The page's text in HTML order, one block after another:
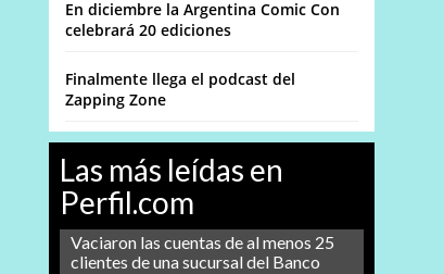
En diciembre la Argentina Comic Con
celebrará 20 ediciones
Finalmente llega el podcast del
Zapping Zone
Las más leídas en
Perfil.com
Vaciaron las cuentas de al menos 25
clientes de una sucursal del Banco